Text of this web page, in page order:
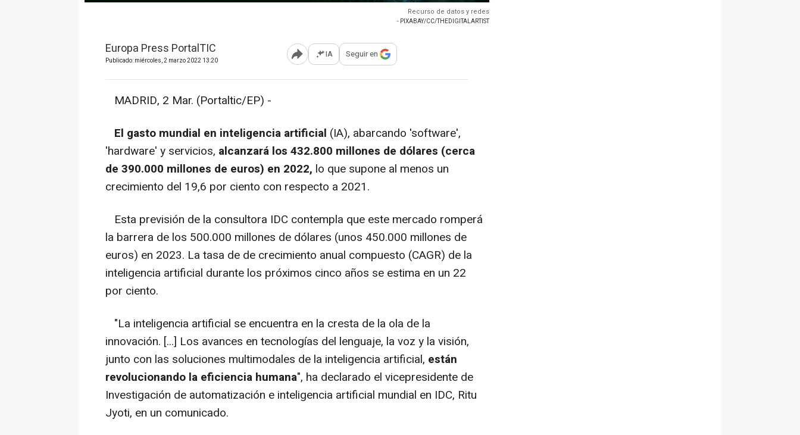
Recurso de datos y redes
- PIXABAY/CC/THEDIGITALARTIST
Europa Press PortalTIC
Publicado: miércoles, 2 marzo 2022 13:20 Abrir opciones para compartir
IA Seguir en
MADRID, 2 Mar. (Portaltic/EP) -
El gasto mundial en inteligencia artificial (IA), abarcando 'software',
'hardware' y servicios, alcanzará los 432.800 millones de dólares (cerca
de 390.000 millones de euros) en 2022, lo que supone al menos un
crecimiento del 19,6 por ciento con respecto a 2021.
Esta previsión de la consultora IDC contempla que este mercado romperá
la barrera de los 500.000 millones de dólares (unos 450.000 millones de
euros) en 2023. La tasa de de crecimiento anual compuesto (CAGR) de la
inteligencia artificial durante los próximos cinco años se estima en un 22
por ciento.
"La inteligencia artificial se encuentra en la cresta de la ola de la
innovación. [...] Los avances en tecnologías del lenguaje, la voz y la visión,
junto con las soluciones multimodales de la inteligencia artificial, están
revolucionando la eficiencia humana", ha declarado el vicepresidente de
Investigación de automatización e inteligencia artificial mundial en IDC, Ritu
Jyoti, en un comunicado.